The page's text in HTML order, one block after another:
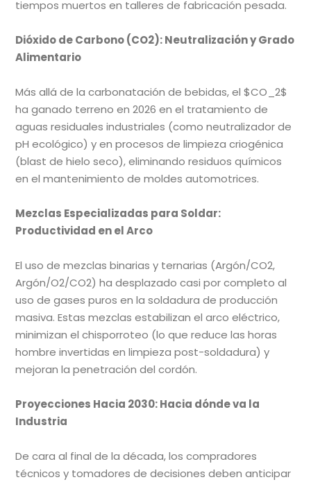
tiempos muertos en talleres de fabricación pesada.
Dióxido de Carbono (CO2): Neutralización y Grado
Alimentario
Más allá de la carbonatación de bebidas, el $CO_2$
ha ganado terreno en 2026 en el tratamiento de
aguas residuales industriales (como neutralizador de
pH ecológico) y en procesos de limpieza criogénica
(blast de hielo seco), eliminando residuos químicos
en el mantenimiento de moldes automotrices.
Mezclas Especializadas para Soldar:
Productividad en el Arco
El uso de mezclas binarias y ternarias (Argón/CO2,
Argón/O2/CO2) ha desplazado casi por completo al
uso de gases puros en la soldadura de producción
masiva. Estas mezclas estabilizan el arco eléctrico,
minimizan el chisporroteo (lo que reduce las horas
hombre invertidas en limpieza post-soldadura) y
mejoran la penetración del cordón.
Proyecciones Hacia 2030: Hacia dónde va la
Industria
De cara al final de la década, los compradores
técnicos y tomadores de decisiones deben anticipar